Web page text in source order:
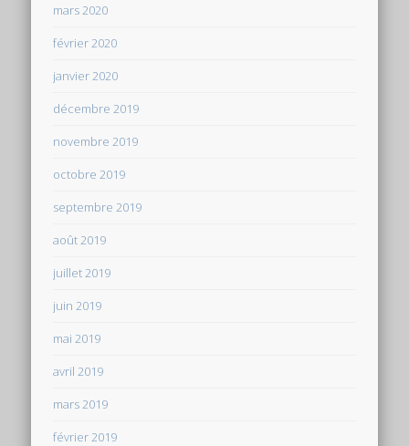
mars 2020
février 2020
janvier 2020
décembre 2019
novembre 2019
octobre 2019
septembre 2019
août 2019
juillet 2019
juin 2019
mai 2019
avril 2019
mars 2019
février 2019